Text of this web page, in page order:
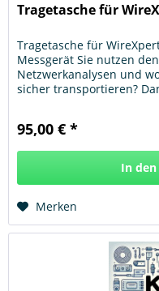
Tragetasche für
Tragetasche für
Messgerät Sie nutzen
Netzwerkanalysen und
sicher transportieren?
95,00 € *
In den
Merken